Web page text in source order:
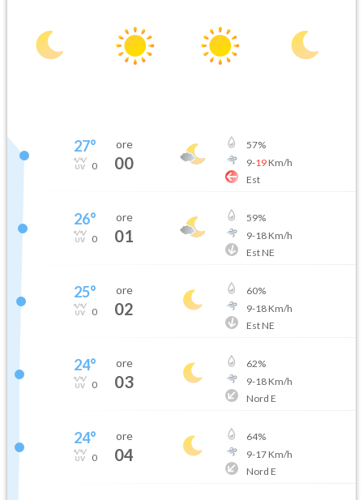
27°
0
ore
00
57%
9-19Km/h
Est
26°
0
ore
01
59%
9-18Km/h
Est NE
25°
0
ore
02
60%
9-18Km/h
Est NE
24°
0
ore
03
62%
9-18Km/h
Nord E
24°
0
ore
04
64%
9-17Km/h
Nord E